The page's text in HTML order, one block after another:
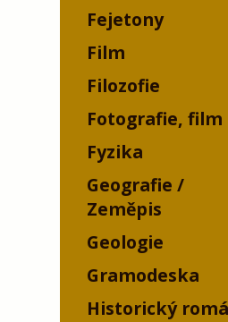
Fejetony
Film
Filozofie
Fotografie, film
Fyzika
Geografie /
Zeměpis
Geologie
Gramodeska
Historický